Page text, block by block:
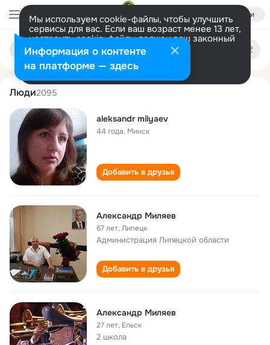
Войти
Мы используем cookie-файлы, чтобы улучшить
сервисы для вас. Если ваш возраст менее 13 лет,
настроить cookie-файлы должен ваш законный
представитель. Больше информации
Разрешить все Настроить
Поиск
людям
aleksandr milyaev
Люди2095
aleksandr milyaev
44 года, Минск
Добавить в друзья
Александр Миляев
67 лет,Липецк
Администрация Липецкой области
Добавить в друзья
Александр Миляев
27 лет, Ельск
2 школа
Информация о контенте
на платформе — здесь